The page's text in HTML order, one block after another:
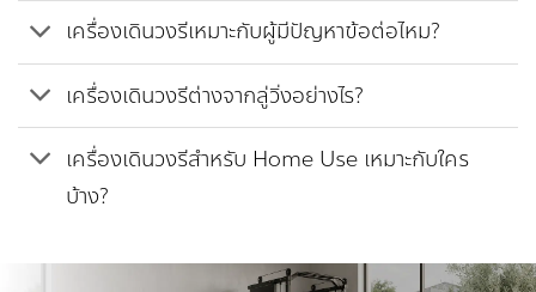
เครื่องเดินวงรีเหมาะกับผู้มีปัญหาข้อต่อไหม?
เครื่องเดินวงรีต่างจากลู่วิ่งอย่างไร?
เครื่องเดินวงรีสำหรับ Home Use เหมาะกับใคร
บ้าง?